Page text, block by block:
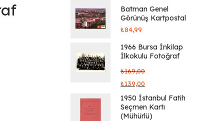
Batman Genel
Görünüş Kartpostal
₺84,99
1966 Bursa İnkilap
İlkokulu Fotoğraf
₺169,00
₺139,00
1950 İstanbul Fatih
Seçmen Kartı
(Mühürlü)